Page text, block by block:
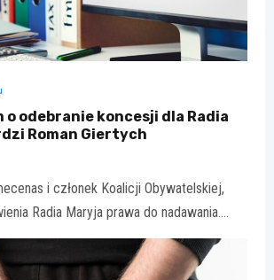
o odebranie koncesji dla Radia
Roman Giertych
i członek Koalicji Obywatelskiej,
Radia Maryja prawa do nadawania.…